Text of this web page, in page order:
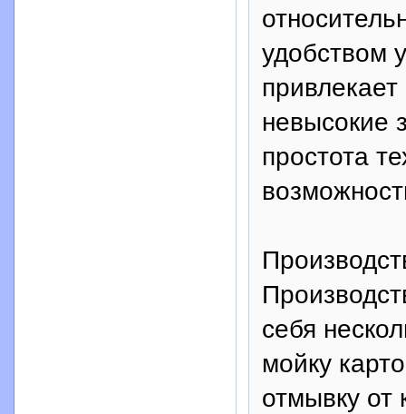
удобством
невысокие
простота
себя
мойку
отмывку от